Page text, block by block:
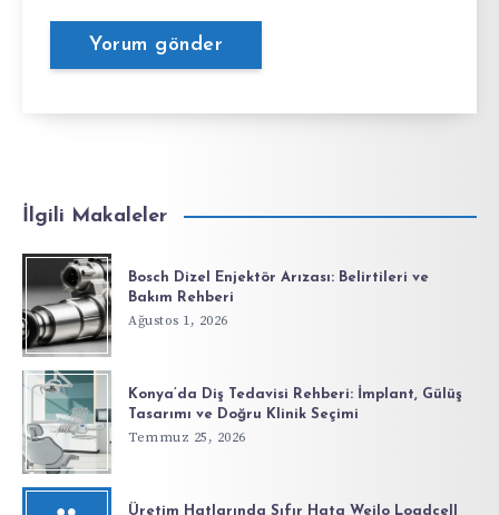
İlgili Makaleler
Bosch Dizel Enjektör Arızası: Belirtileri ve
Bakım Rehberi
Ağustos 1, 2026
Konya’da Diş Tedavisi Rehberi: İmplant, Gülüş
Tasarımı ve Doğru Klinik Seçimi
Temmuz 25, 2026
Üretim Hatlarında Sıfır Hata Weilo Loadcell